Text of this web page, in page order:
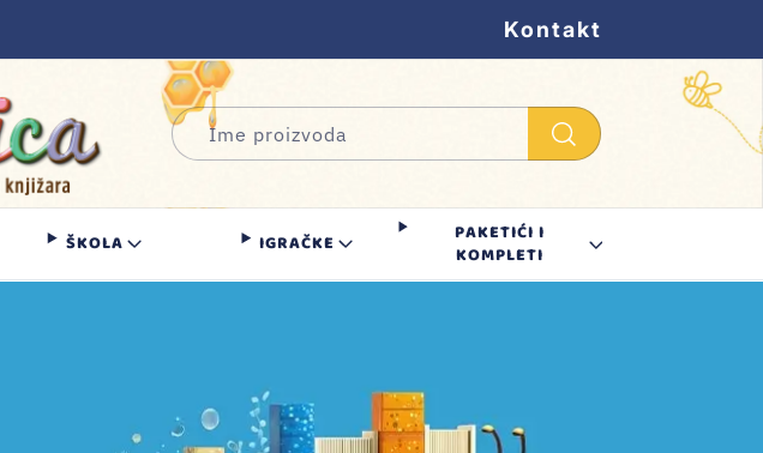
Kontakt
ŠKOLA IGRAČKE
PAKETIĆI I
KOMPLETI